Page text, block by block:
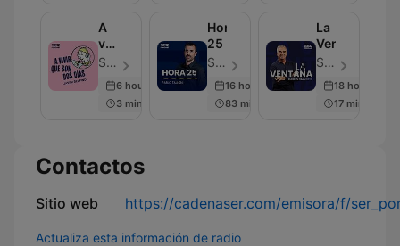
A
vivir
que
dos
días
SER Podcast - Episodio 607
6 hours ago
3 min
Hora
25
SER Podcast - Episodio 637
16 hours ago
83 min
La
Ventana
SER Podcast - Episodio 676
18 hours ago
17 min
Contactos
Sitio web https://cadenaser.com/emisora/f/
Actualiza esta información de radio